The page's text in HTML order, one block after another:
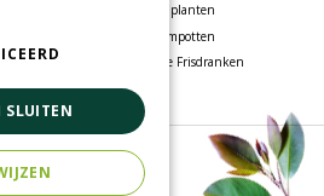
Tuinplanten
Bloempotten
Voordelige Frisdranken
Oosterhout
Green Solutions
SLUITEN